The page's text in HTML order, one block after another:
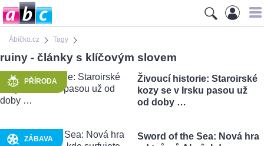
Ábíčko.cz Tagy
ruiny - články s klíčovým slovem
PŘÍRODA
Živoucí historie: Staroirské
kozy se v Irsku pasou už
od doby …
ZÁBAVA
Sword of the Sea: Nová hra